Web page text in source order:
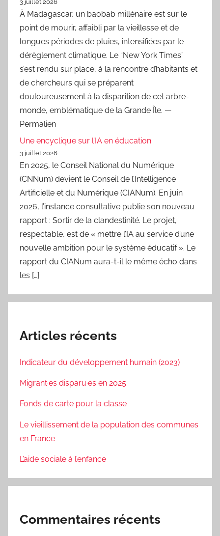
3 juillet 2026
À Madagascar, un baobab millénaire est sur le
point de mourir, affaibli par la vieillesse et de
longues périodes de pluies, intensifiées par le
dérèglement climatique. Le “New York Times”
s’est rendu sur place, à la rencontre d’habitants et
de chercheurs qui se préparent
douloureusement à la disparition de cet arbre-
monde, emblématique de la Grande Île. —
Permalien
Une encyclique sur l’IA en éducation
3 juillet 2026
En 2025, le Conseil National du Numérique
(CNNum) devient le Conseil de l’Intelligence
Artificielle et du Numérique (CIANum). En juin
2026, l’instance consultative publie son nouveau
rapport : Sortir de la clandestinité. Le projet,
respectable, est de « mettre l’IA au service d’une
nouvelle ambition pour le système éducatif ». Le
rapport du CIANum aura-t-il le même écho dans
les […]
Articles récents
Indicateur du développement humain (2023)
Migrant·es disparu·es en 2025
Fonds de carte pour la classe
Le vieillissement de la population des communes
en France
L’aide sociale à l’enfance
Commentaires récents